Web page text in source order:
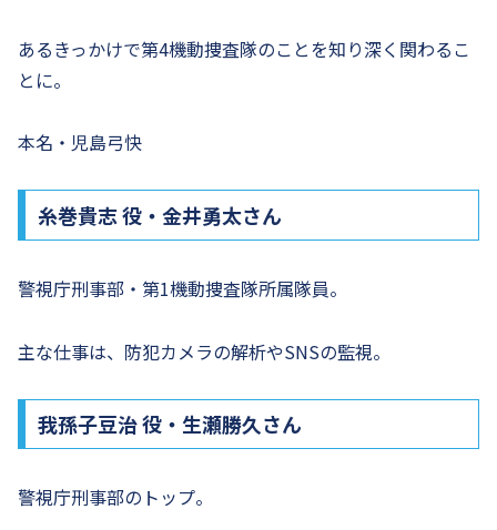
あるきっかけで第4機動捜査隊のことを知り深く関わるこ
とに。
本名・児島弓快
糸巻貴志 役・金井勇太さん
警視庁刑事部・第1機動捜査隊所属隊員。
主な仕事は、防犯カメラの解析やSNSの監視。
我孫子豆治 役・生瀬勝久さん
警視庁刑事部のトップ。